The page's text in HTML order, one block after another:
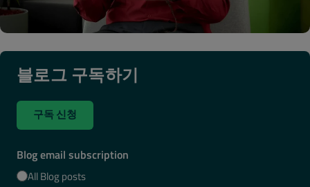
블로그 구독하기
구독 신청
Blog email subscription
All Blog posts